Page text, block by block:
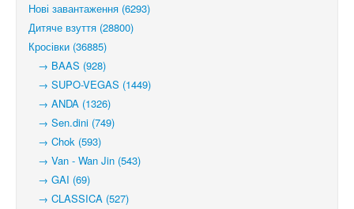
Нові завантаження (6293)
Дитяче взуття (28800)
Кросівки (36885)
→ BAAS (928)
→ SUPO-VEGAS (1449)
→ ANDA (1326)
→ Sen.dini (749)
→ Chok (593)
→ Van - Wan Jin (543)
→ GAI (69)
→ CLASSICA (527)